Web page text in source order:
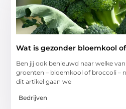
Wat is gezonder bloemkool
Ben jij‍ ook benieuwd naar welke
groenten​ – bloemkool of⁢ broccoli –
dit artikel gaan we
Bedrijven